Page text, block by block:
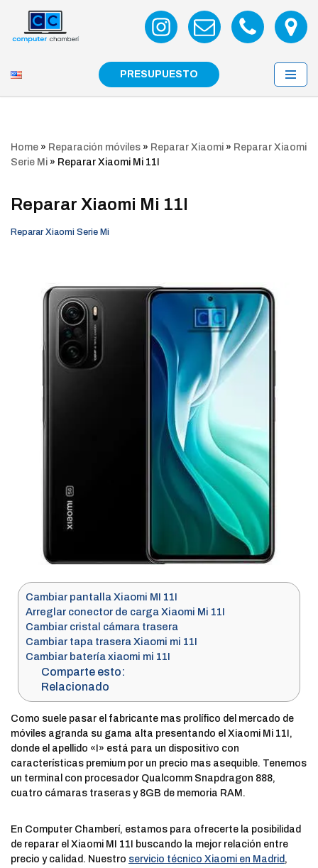
Saltar
PRESUPUESTO
Home » Reparación móviles » Reparar Xiaomi » Reparar Xiaomi
Serie Mi » Reparar Xiaomi Mi 11I
Reparar Xiaomi Mi 11I
Reparar Xiaomi Serie Mi
Cambiar pantalla Xiaomi MI 11I
Arreglar conector de carga Xiaomi Mi 11I
Cambiar cristal cámara trasera
Cambiar tapa trasera Xiaomi mi 11I
Cambiar batería xiaomi mi 11I
Comparte esto:
Relacionado
Como suele pasar el fabricante mas prolífico del mercado de
móviles agranda su gama alta presentando el Xiaomi Mi 11I,
donde el apellido «I» está para un dispositivo con
características premium por un precio mas asequible. Tenemos
un terminal con procesador Qualcomm Snapdragon 888,
cuatro cámaras traseras y 8GB de memoria RAM.
En Computer Chamberí, estamos para ofrecerte la posibilidad
de reparar el Xiaomi MI 11I buscando la mejor relación entre
precio y calidad. Nuestro servicio técnico Xiaomi en Madrid,